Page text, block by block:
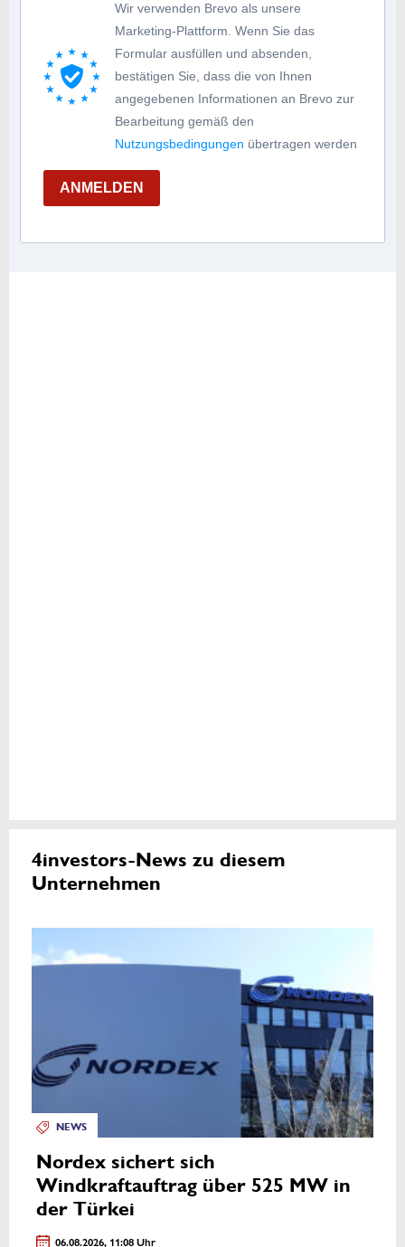
Wir verwenden Brevo als unsere
Marketing-Plattform. Wenn Sie das
Formular ausfüllen und absenden,
bestätigen Sie, dass die von Ihnen
angegebenen Informationen an Brevo zur
Bearbeitung gemäß den
Nutzungsbedingungen übertragen werden
ANMELDEN
4investors-News zu diesem
Unternehmen
NEWS
Nordex sichert sich
Windkraftauftrag über 525 MW in
der Türkei
06.08.2026, 11:08 Uhr